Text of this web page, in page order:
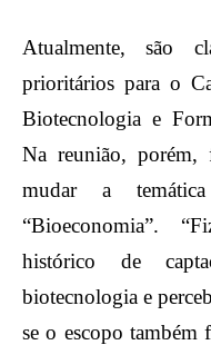
Atualmente, são
prioritários para o
Biotecnologia e
Na reunião, porém,
mudar a
“Bioeconomia”.
histórico de
biotecnologia e
se o escopo também